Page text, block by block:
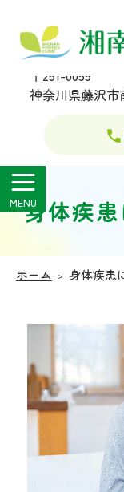
湘南吉田クリニック
〒251-0055
神奈川県藤沢市
ホーム 身体疾患
身体疾